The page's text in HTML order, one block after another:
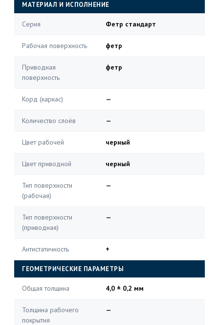
МАТЕРИАЛ И ИСПОЛНЕНИЕ
Серия Фетр стандарт
Рабочая поверхность фетр
Приводная
поверхность
фетр
Корд (каркас) —
Количество слоёв —
Цвет рабочей черный
Цвет приводной черный
Тип поверхности
(рабочая)
—
Тип поверхности
(приводная)
—
Антистатичность +
ГЕОМЕТРИЧЕСКИЕ ПАРАМЕТРЫ
Общая толщина 4,0 ± 0,2 мм
Толщина рабочего
покрытия
—